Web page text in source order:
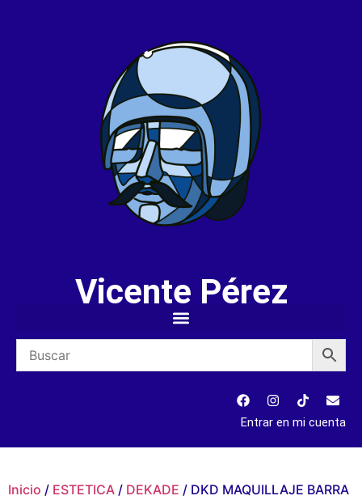
Vicente Pérez
Entrar en mi cuenta
Inicio / ESTETICA / DEKADE / DKD MAQUILLAJE BARRA